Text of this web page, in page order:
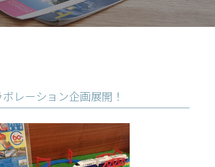
レーション企画展開！